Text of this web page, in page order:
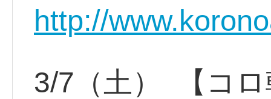
http://
3/7（土） 【コ